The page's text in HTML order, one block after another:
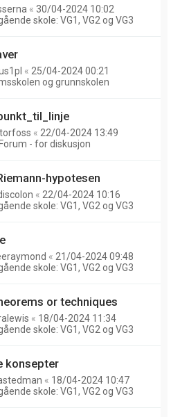
« 30/04-2024 10:02
skole: VG1, VG2 og VG3
« 25/04-2024 00:21
og grunnskolen
« 22/04-2024 13:49
- for diskusjon
hypotesen
« 22/04-2024 10:16
skole: VG1, VG2 og VG3
« 21/04-2024 09:48
skole: VG1, VG2 og VG3
or techniques
« 18/04-2024 11:34
skole: VG1, VG2 og VG3
konsepter
« 18/04-2024 10:47
skole: VG1, VG2 og VG3